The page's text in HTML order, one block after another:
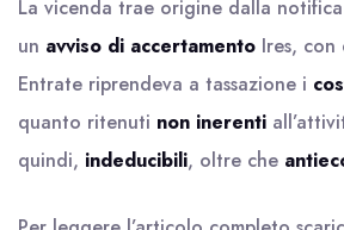
La vicenda trae origine dalla
un avviso di accertamento Ires, con
Entrate riprendeva a tassazione i
quanto ritenuti non inerenti
quindi, indeducibili, oltre che